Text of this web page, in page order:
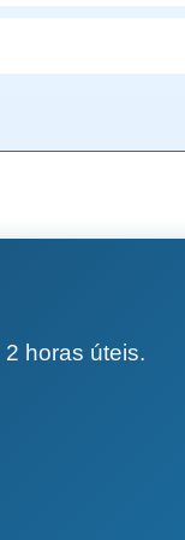
horas úteis.